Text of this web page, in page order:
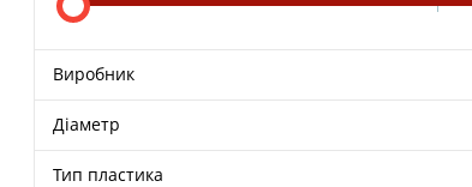
Виробник
Діаметр
Тип пластика